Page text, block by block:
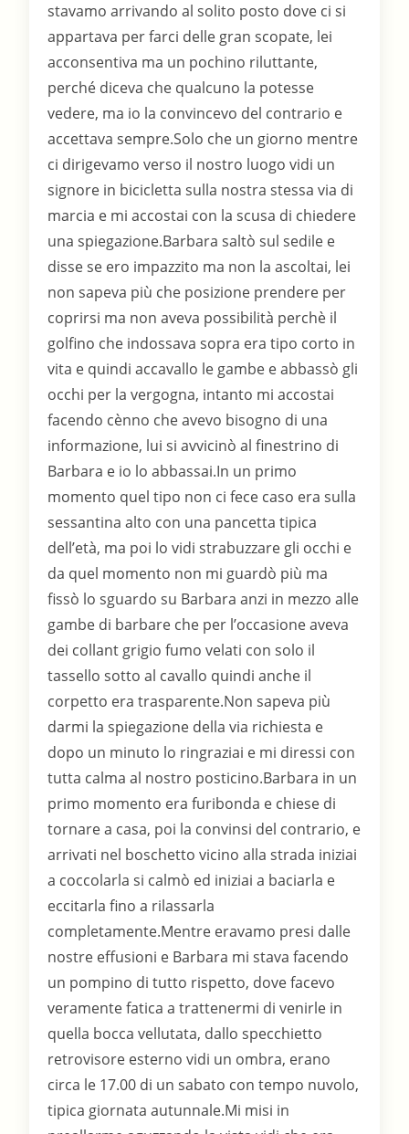
stavamo arrivando al solito posto dove ci si
appartava per farci delle gran scopate, lei
acconsentiva ma un pochino riluttante,
perché diceva che qualcuno la potesse
vedere, ma io la convincevo del contrario e
accettava sempre.Solo che un giorno mentre
ci dirigevamo verso il nostro luogo vidi un
signore in bicicletta sulla nostra stessa via di
marcia e mi accostai con la scusa di chiedere
una spiegazione.Barbara saltò sul sedile e
disse se ero impazzito ma non la ascoltai, lei
non sapeva più che posizione prendere per
coprirsi ma non aveva possibilità perchè il
golfino che indossava sopra era tipo corto in
vita e quindi accavallo le gambe e abbassò gli
occhi per la vergogna, intanto mi accostai
facendo cènno che avevo bisogno di una
informazione, lui si avvicinò al finestrino di
Barbara e io lo abbassai.In un primo
momento quel tipo non ci fece caso era sulla
sessantina alto con una pancetta tipica
dell’età, ma poi lo vidi strabuzzare gli occhi e
da quel momento non mi guardò più ma
fissò lo sguardo su Barbara anzi in mezzo alle
gambe di barbare che per l’occasione aveva
dei collant grigio fumo velati con solo il
tassello sotto al cavallo quindi anche il
corpetto era trasparente.Non sapeva più
darmi la spiegazione della via richiesta e
dopo un minuto lo ringraziai e mi diressi con
tutta calma al nostro posticino.Barbara in un
primo momento era furibonda e chiese di
tornare a casa, poi la convinsi del contrario, e
arrivati nel boschetto vicino alla strada iniziai
a coccolarla si calmò ed iniziai a baciarla e
eccitarla fino a rilassarla
completamente.Mentre eravamo presi dalle
nostre effusioni e Barbara mi stava facendo
un pompino di tutto rispetto, dove facevo
veramente fatica a trattenermi di venirle in
quella bocca vellutata, dallo specchietto
retrovisore esterno vidi un ombra, erano
circa le 17.00 di un sabato con tempo nuvolo,
tipica giornata autunnale.Mi misi in